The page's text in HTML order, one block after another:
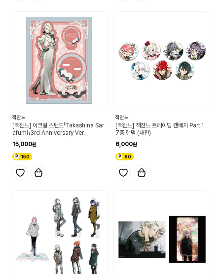
잭잔느
[잭잔느] 아크릴 스탠드「Takashina Sar
afumi」3rd Anniversary Ver.
15,000
150
잭잔느
[잭잔느] 잭잔느 트레이딩 캔배지 Part.1
7종 랜덤 (재판)
6,000
60